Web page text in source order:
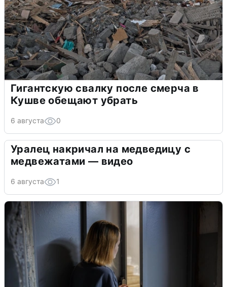
Гигантскую свалку после смерча в
Кушве обещают убрать
6 августа 0
Уралец накричал на медведицу с
медвежатами — видео
6 августа 1